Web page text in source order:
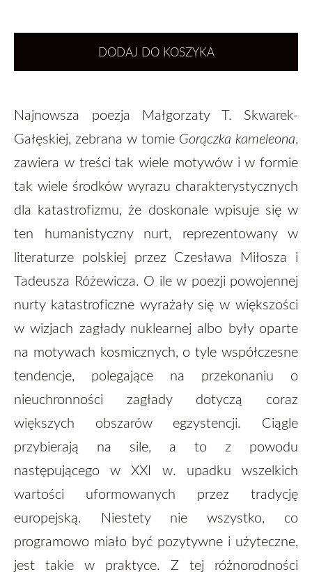
DODAJ DO KOSZYKA
Najnowsza poezja Małgorzaty T. Skwarek-
Gałęskiej, zebrana w tomie Gorączka kameleona,
zawiera w treści tak wiele motywów i w formie
tak wiele środków wyrazu charakterystycznych
dla katastrofizmu, że doskonale wpisuje się w
ten humanistyczny nurt, reprezentowany w
literaturze polskiej przez Czesława Miłosza i
Tadeusza Różewicza. O ile w poezji powojennej
nurty katastroficzne wyrażały się w większości
w wizjach zagłady nuklearnej albo były oparte
na motywach kosmicznych, o tyle współczesne
tendencje, polegające na przekonaniu o
nieuchronności zagłady dotyczą coraz
większych obszarów egzystencji. Ciągle
przybierają na sile, a to z powodu
następującego w XXI w. upadku wszelkich
wartości uformowanych przez tradycję
europejską. Niestety nie wszystko, co
programowo miało być pozytywne i użyteczne,
jest takie w praktyce. Z tej różnorodności